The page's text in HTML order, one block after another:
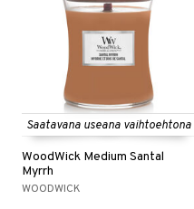
Saatavana useana vaihtoehtona
WoodWick Medium Santal
Myrrh
WOODWICK